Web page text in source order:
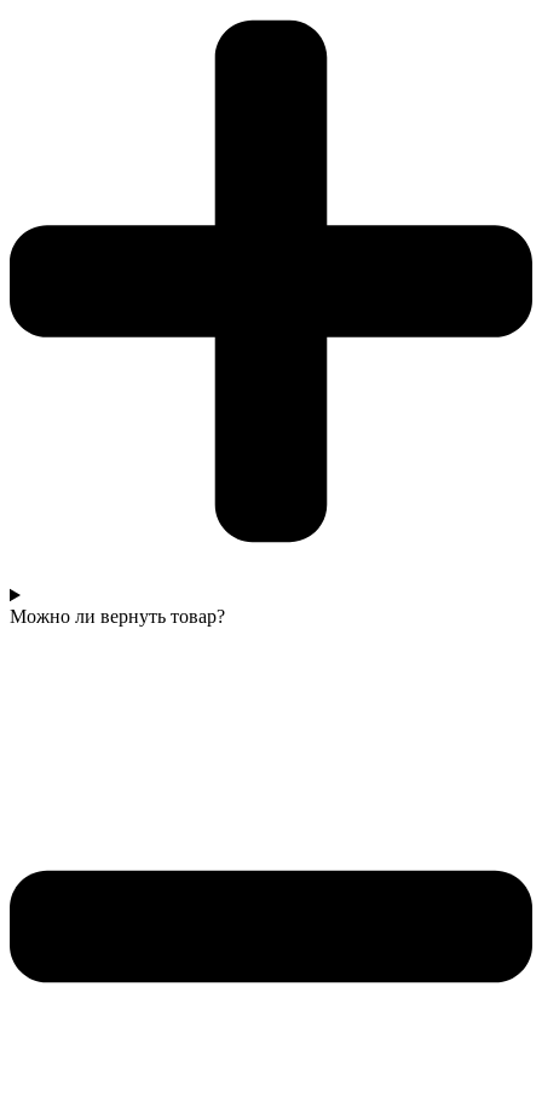
Можно ли вернуть товар?